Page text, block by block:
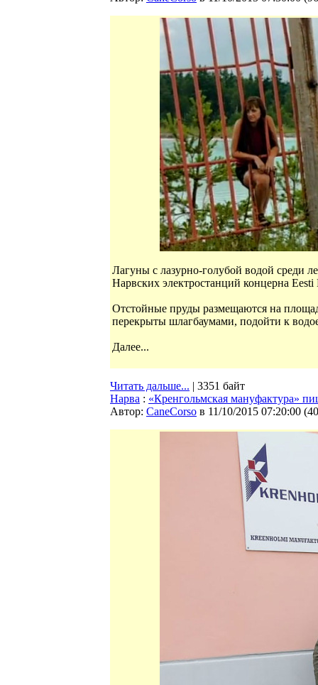
Лагуны с лазурно-голубой водой среди
Нарвских электростанций концерна
Отстойные пруды размещаются на
перекрыты шлагбаумами, подойти к
Далее...
Читать дальше... | 3351 байт
Нарва : «Кренгольмская мануфактура»
Автор: CaneCorso в 11/10/2015 07:20:00 (